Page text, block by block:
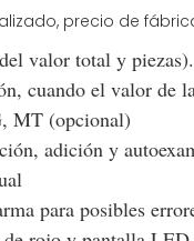
valor total y piezas).
cuando el valor de
MT (opcional)
adición y
para posibles